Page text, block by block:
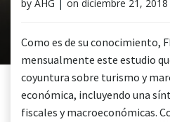
by AHG | on diciembre 21, 2018
Como es de su conocimiento,
mensualmente este estudio
coyuntura sobre turismo y
económica, incluyendo una
fiscales y macroeconómicas.